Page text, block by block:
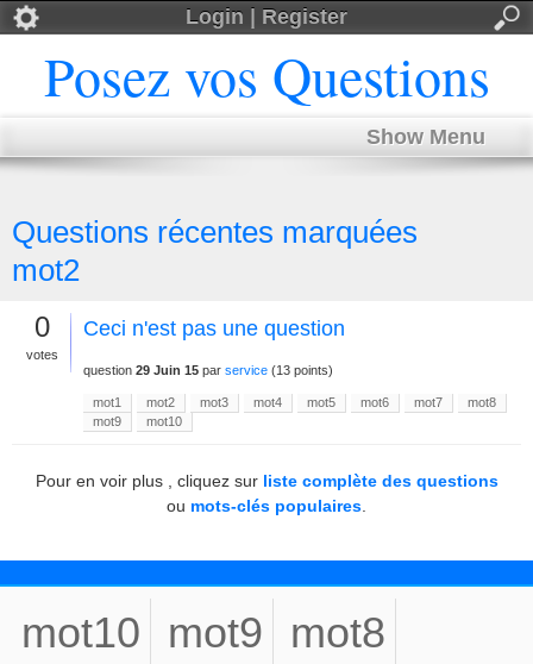
Login | Register
Posez vos Questions
Show Menu
Questions récentes marquées
mot2
0
votes
Ceci n'est pas une question
question 29 Juin 15 par service (13 points)
mot1 mot2 mot3 mot4 mot5 mot6 mot7
mot8
mot9
mot10
Pour en voir plus , cliquez sur liste complète des questions
ou mots-clés populaires
mot10 mot9
mot8